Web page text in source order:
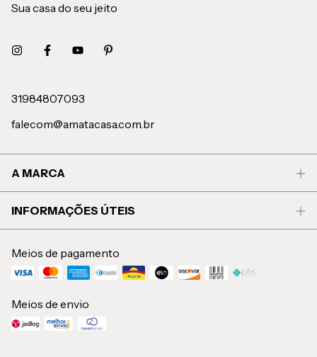
Sua casa do seu jeito
31984807093
falecom@amatacasa.com.br
A MARCA
INFORMAÇÕES ÚTEIS
Meios de pagamento
Meios de envio